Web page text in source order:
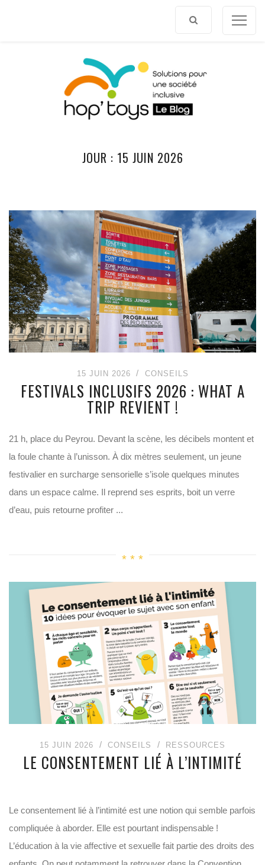
JOUR : 15 JUIN 2026
15 JUIN 2026 CONSEILS
FESTIVALS INCLUSIFS 2026 : WHAT A
TRIP REVIENT !
21 h, place du Peyrou. Devant la scène, les décibels montent et
la foule chante à l’unisson. À dix mètres seulement, un jeune
festivalier en surcharge sensorielle s’isole quelques minutes
dans un espace calme. Il reprend ses esprits, boit un verre
d’eau, puis retourne profiter ...
15 JUIN 2026 CONSEILS RESSOURCES
LE CONSENTEMENT LIÉ À L’INTIMITÉ
Le consentement lié à l’intimité est une notion qui semble parfois
compliquée à aborder. Elle est pourtant indispensable !
L’éducation à la vie affective et sexuelle fait partie des droits des